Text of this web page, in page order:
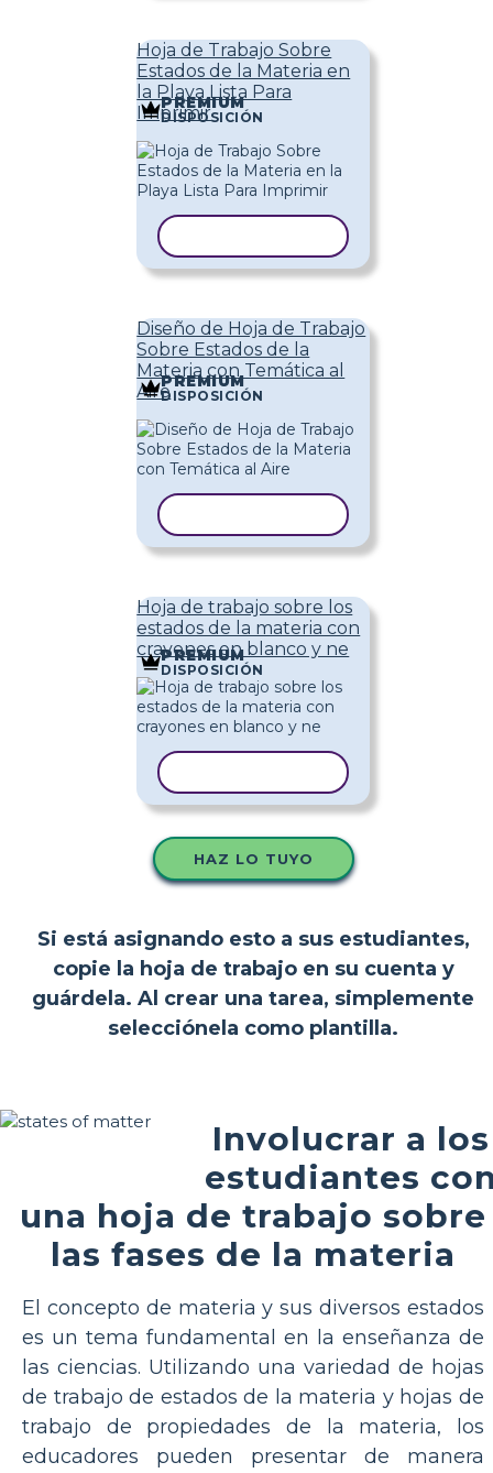
Hoja de Trabajo Sobre
Estados de la Materia en
la Playa Lista Para
Imprimir
PREMIUM
DISPOSICIÓN
Diseño de Hoja de Trabajo
Sobre Estados de la
Materia con Temática al
Aire
PREMIUM
DISPOSICIÓN
Hoja de trabajo sobre los
estados de la materia con
crayones en blanco y ne
PREMIUM
DISPOSICIÓN
HAZ LO TUYO
Si está asignando esto a sus estudiantes,
copie la hoja de trabajo en su cuenta y
guárdela. Al crear una tarea, simplemente
selecciónela como plantilla.
Involucrar a los
estudiantes
una hoja de trabajo sobre
las fases de la materia
El concepto de materia y sus diversos estados
es un tema fundamental en la enseñanza de
las ciencias. Utilizando una variedad de hojas
de trabajo de estados de la materia y hojas de
trabajo de propiedades de la materia, los
educadores pueden presentar de manera